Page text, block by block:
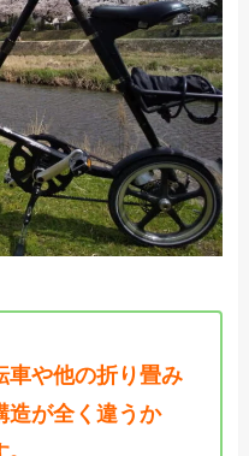
車や他の折り畳み
造が全く違うか